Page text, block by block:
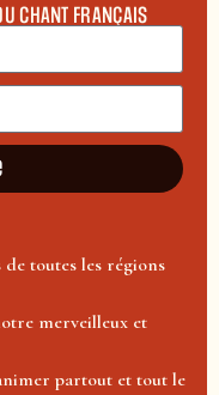
CHANT FRANÇAIS
de toutes les régions
merveilleux et
partout et tout le